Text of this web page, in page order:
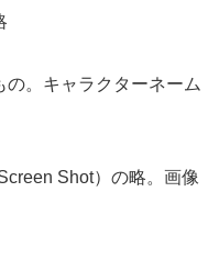
の。キャラクターネーム
Shot）の略。画像